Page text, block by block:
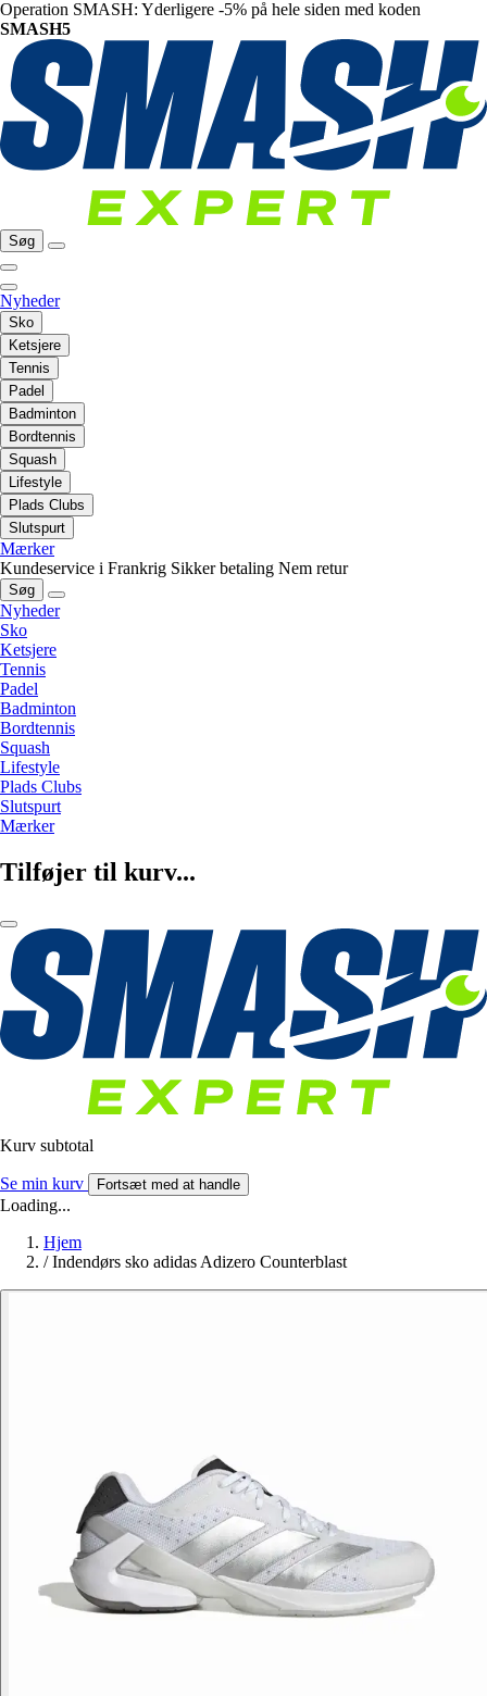
Operation SMASH: Yderligere -5% på hele siden med koden
SMASH5
Søg
Nyheder
Sko
Ketsjere
Tennis
Padel
Badminton
Bordtennis
Squash
Lifestyle
Plads Clubs
Slutspurt
Mærker
Kundeservice i Frankrig Sikker betaling Nem retur
Søg
Nyheder
Sko
Ketsjere
Tennis
Padel
Badminton
Bordtennis
Squash
Lifestyle
Plads Clubs
Slutspurt
Mærker
Tilføjer til kurv...
Kurv subtotal
Se min kurv Fortsæt med at handle
Loading...
Hjem
/ Indendørs sko adidas Adizero Counterblast